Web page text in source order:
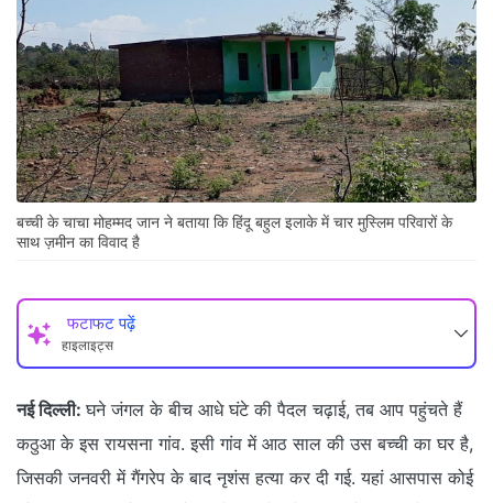
बच्ची के चाचा मोहम्मद जान ने बताया कि हिंदू बहुल इलाके में चार मुस्लिम परिवारों के
साथ ज़मीन का विवाद है
फटाफट पढ़ें
हाइलाइट्स
नई दिल्ली: घने जंगल के बीच आधे घंटे की पैदल चढ़ाई, तब आप पहुंचते हैं
कठुआ के इस रायसना गांव. इसी गांव में आठ साल की उस बच्ची का घर है,
जिसकी जनवरी में गैंगरेप के बाद नृशंस हत्या कर दी गई. यहां आसपास कोई